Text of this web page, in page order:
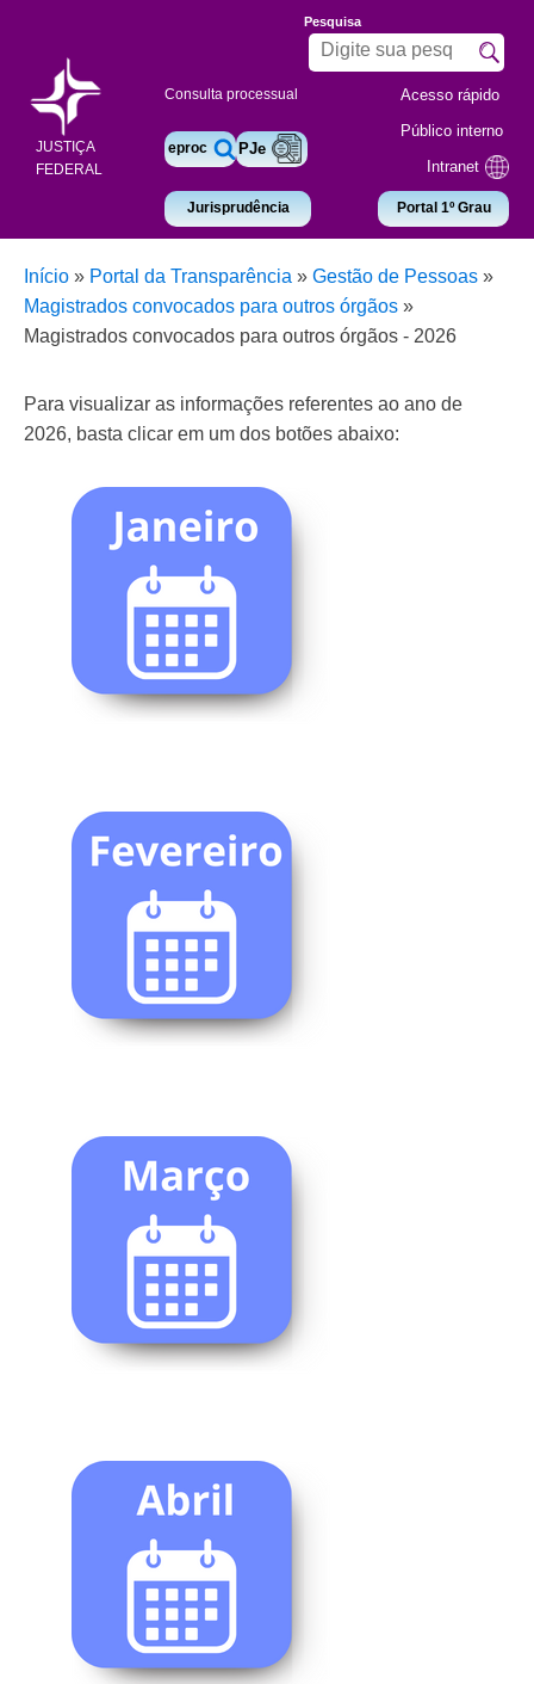
JUSTIÇA
FEDERAL
Consulta processual
eproc PJe
Jurisprudência
Pesquisa
Acesso rápido
Público interno
Intranet
Portal 1º Grau
Início » Portal da Transparência » Gestão de Pessoas »
Magistrados convocados para outros órgãos »
Magistrados convocados para outros órgãos - 2026
Para visualizar as informações referentes ao ano de
2026, basta clicar em um dos botões abaixo: